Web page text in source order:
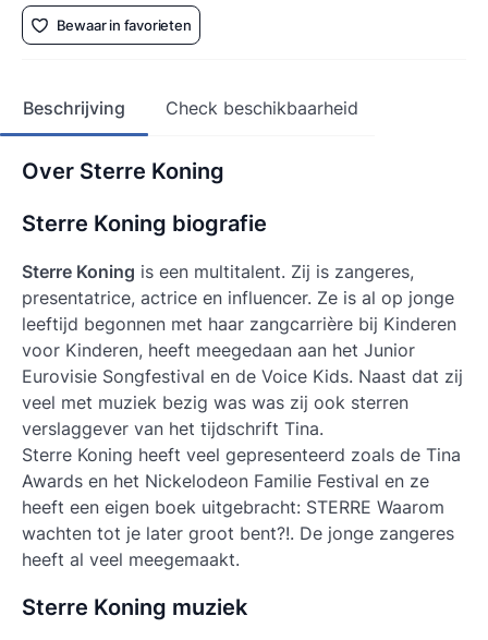
Bewaar in favorieten
Beschrijving Check beschikbaarheid
Over Sterre Koning
Sterre Koning biografie
Sterre Koning is een multitalent. Zij is zangeres,
presentatrice, actrice en influencer. Ze is al op jonge
leeftijd begonnen met haar zangcarrière bij Kinderen
voor Kinderen, heeft meegedaan aan het Junior
Eurovisie Songfestival en de Voice Kids. Naast dat zij
veel met muziek bezig was was zij ook sterren
verslaggever van het tijdschrift Tina.
Sterre Koning heeft veel gepresenteerd zoals de Tina
Awards en het Nickelodeon Familie Festival en ze
heeft een eigen boek uitgebracht: STERRE Waarom
wachten tot je later groot bent?!. De jonge zangeres
heeft al veel meegemaakt.
Sterre Koning muziek